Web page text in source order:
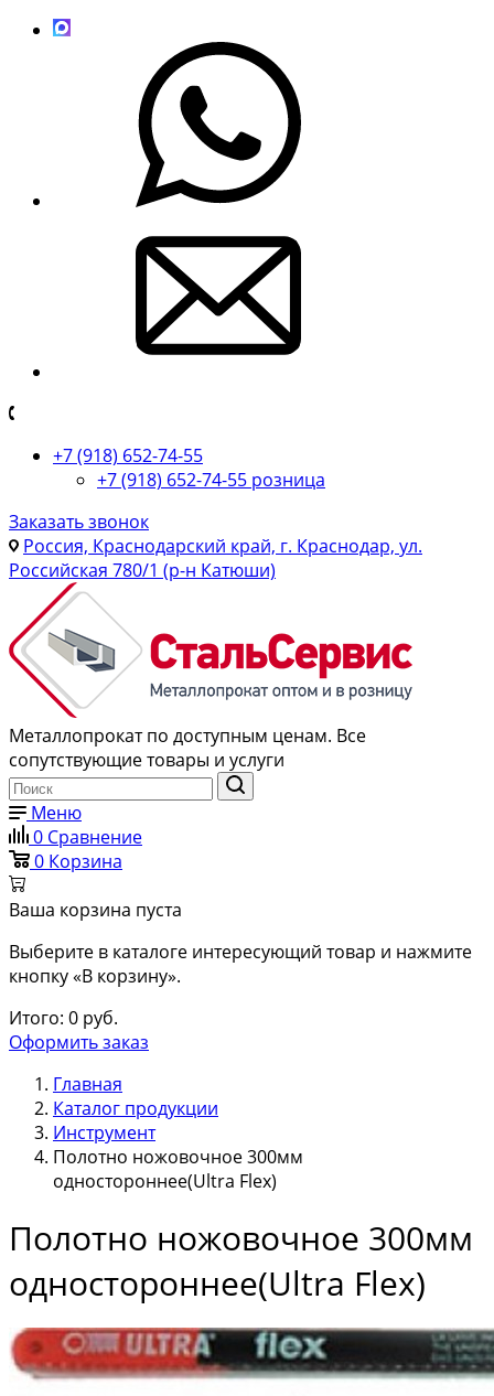
+7 (918) 652-74-55
+7 (918) 652-74-55 розница
Заказать звонок
Россия, Краснодарский край, г. Краснодар, ул.
Российская 780/1 (р-н Катюши)
Металлопрокат по доступным ценам. Все
сопутствующие товары и услуги
Меню
0 Сравнение
0 Корзина
Ваша корзина пуста
Выберите в каталоге интересующий товар и нажмите
кнопку «В корзину».
Итого: 0 руб.
Оформить заказ
Главная
Каталог продукции
Инструмент
Полотно ножовочное 300мм
одностороннее(Ultra Flex)
Полотно ножовочное 300мм
одностороннее(Ultra Flex)